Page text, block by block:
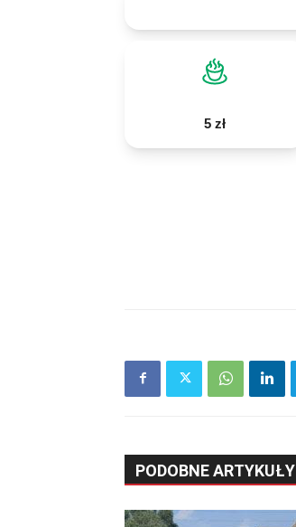
5 zł
PODOBNE ARTYKUŁY